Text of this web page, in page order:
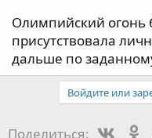
Олимпийский огонь
присутствовала
дальше по
Войдите или
Поделиться: Vk